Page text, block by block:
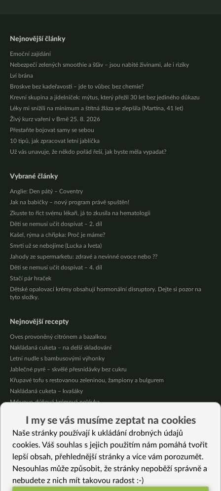
Nejnovější články
Emoční zajídání
Nebezpečí zelených smoothie a šťáv – jsou nabité živinami, ale i riziky
Lví brána
Broskve bez kadeřavosti – jde to vůbec bez chemie?
Krevní skupina a jídelníček: mýtus, který přežil 30 let bez jediného důkazu
Léky mi snížili na minimum a štítná žláza se zlepšila (Martina, 41 let)
Živý kurz vaření v Brně 25. 8. 2026
Přestaňte bojovat samy se sebou
10 tipů, jak zpracovat letní jablíčka
Už vás unavuje, že někdo pořád řeší, jak byste měla vypadat?
Vybrané články
Anglie: Den pátý – Coventry
Jak na babičky – nový program právě spuštěn!
Zkuste to říct svému lékaři, já to zkusila na hematologii
Děti se nemusí učit dospívat – 2. díl
Kašel, rýma a chřipka: Proč je máme?
Smrti už se nebojíme (Lucka a Iveta)
Jahody ze supermarketu: zdravé a nevinné ovoce nebo ??
Děti se nemusí učit dospívat – 4. díl
Stačí pár hraček
Dětské opalovací krémy obsahují hormonální disruptory. Dejte si pozor na
tyto složky.
Nejnovější recepty
Oves provoněný citrónem a bazalkou
Nakládaná cuketa – na delší skladování
Letní nudle s bambusovými výhonky
Jablečné pyré – skvělé přesnídávky bez cukru
Křupavé tofu s restovanou zeleninou, žampiony a bulgurem
Nakládaná cuketa – kvašáky
Mrkvovo-dýňová krémová polévka
Osvěžující čaj s citronovými bylinkami
Nepečený jablečný dort s rybízem
Vybrané recepty
Vánoční rýžový krém bez cukru
I my se vás musíme zeptat na cookies
Naše stránky používají k ukládání drobných údajů
cookies. Váš souhlas s jejich použitím nám pomáhá tvořit
lepší obsah, přehlednější stránky a více vám porozumět.
Nesouhlas může způsobit, že stránky nepoběží správně a
nebudete z nich mít takovou radost :-)